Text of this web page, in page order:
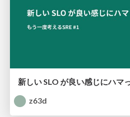
新しい SLO が良い感じにハマ
z63d